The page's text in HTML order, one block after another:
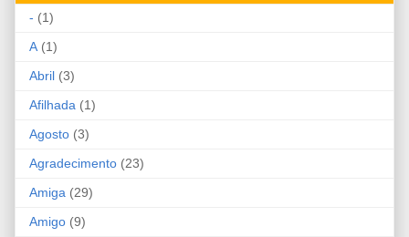
- (1)
A (1)
Abril (3)
Afilhada (1)
Agosto (3)
Agradecimento (23)
Amiga (29)
Amigo (9)